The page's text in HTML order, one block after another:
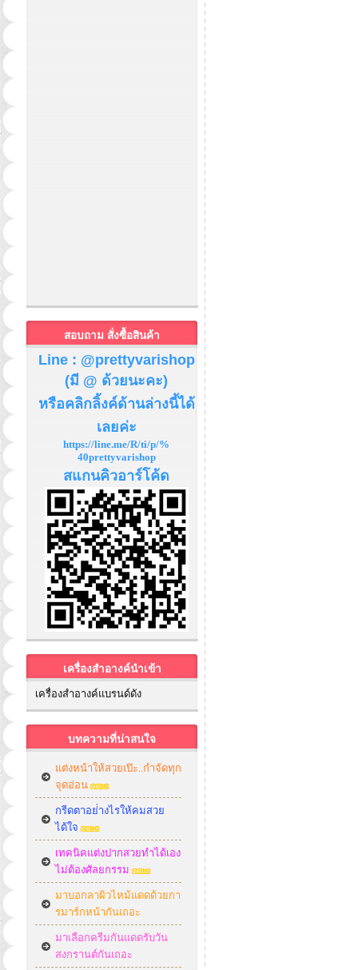
สอบถาม สั่งซื้อสินค้า
Line : @prettyvarishop
(มี @ ด้วยนะคะ)
หรือคลิกลิ้งค์ด้านล่างนี้ได้
เลยค่ะ
https://line.me/R/ti/p/%
40prettyvarishop
สแกนคิวอาร์โค้ด
เครื่องสำอางค์นำเข้า
เครื่องสำอางค์แบรนด์ดัง
บทความที่น่าสนใจ
แต่งหน้าให้สวยเป๊ะ..กำจัดทุก
จุดอ่อน
กรีดตาอย่่างไรให้คมสวย
ได้ใจ
เทคนิคแต่งปากสวยทำได้เอง
ไม่ต้องศัลยกรรม
มาบอกลาผิวไหม้แดดด้วยกา
รมาร์กหน้ากันเถอะ
มาเลือกครีมกันแดดรับวัน
สงกรานต์กันเถอะ